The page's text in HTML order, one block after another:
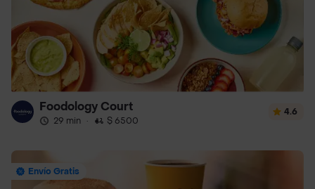
Foodology Court
29 min · $ 6500
4.6
Envío Gratis